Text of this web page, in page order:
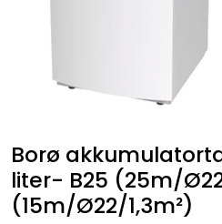
Borø
liter- B25 (25m/
(15m/Ø22/1,3m²)